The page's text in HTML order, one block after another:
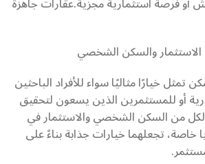
الاستثمار والسكن الشخصي
تمثل خيارًا مثاليًا سواء للأفراد الباحثين
أو للمستثمرين الذين يسعون لتحقيق
من السكن الشخصي والاستثمار في
خاصة، تجعلهما خيارات جذابة بناءً على